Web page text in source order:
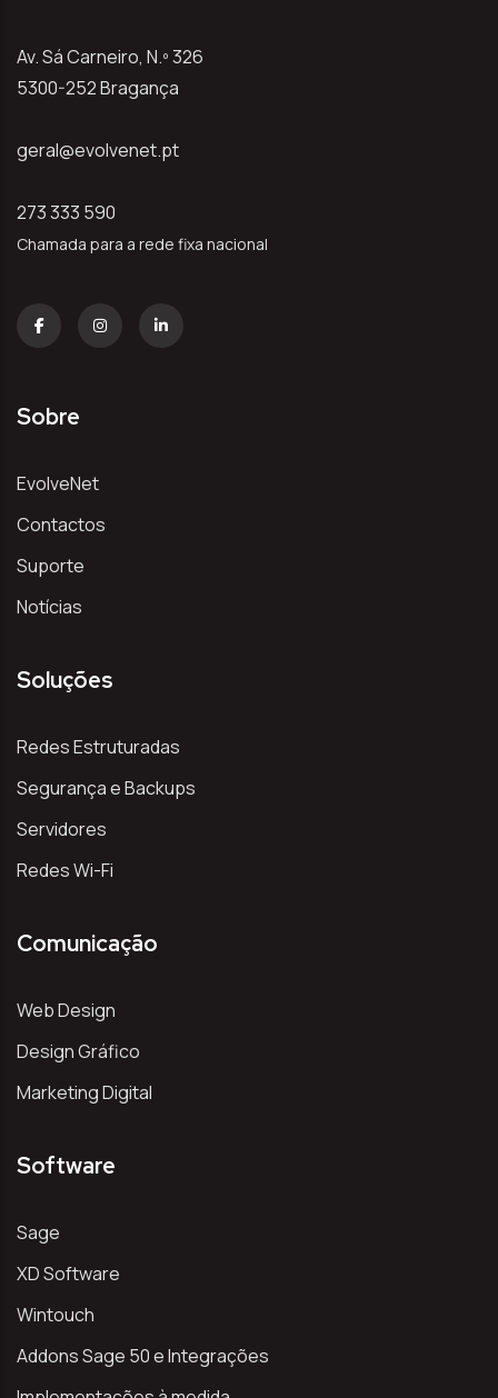
Av. Sá Carneiro, N.º 326
5300-252 Bragança
geral@evolvenet.pt
273 333 590
Chamada para a rede fixa nacional
Sobre
EvolveNet
Contactos
Suporte
Notícias
Soluções
Redes Estruturadas
Segurança e Backups
Servidores
Redes Wi-Fi
Comunicação
Web Design
Design Gráfico
Marketing Digital
Software
Sage
XD Software
Wintouch
Addons Sage 50 e Integrações